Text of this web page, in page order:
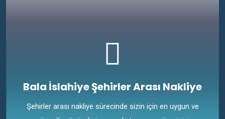
Bala İslahiye Şehirler Arası Nakliye
Şehirler arası nakliye sürecinde sizin için en uygun ve